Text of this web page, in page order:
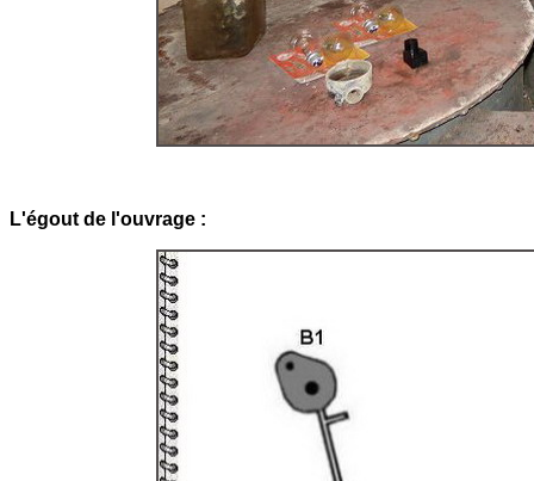
L'égout de l'ouvrage :